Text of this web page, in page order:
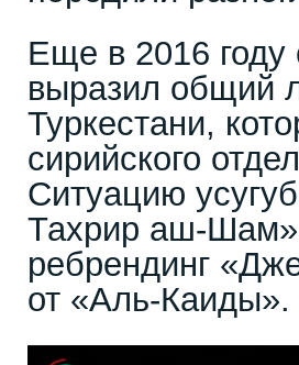
Еще в 2016 году
выразил общий
Туркестани,
сирийского
Ситуацию
Тахрир аш-
ребрендинг
от «Аль-Каиды».